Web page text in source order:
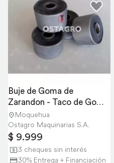
Buje de Goma de
Zarandon - Taco de Goma
para Zarandon
Moquehua
Ostagro Maquinarias S.A.
$ 9.999
3 cheques sin interés
30% Entrega + Financiación